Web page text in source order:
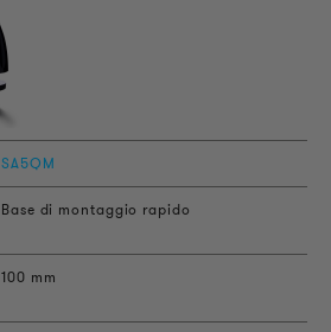
SA5QM
Base di montaggio rapido
100 mm